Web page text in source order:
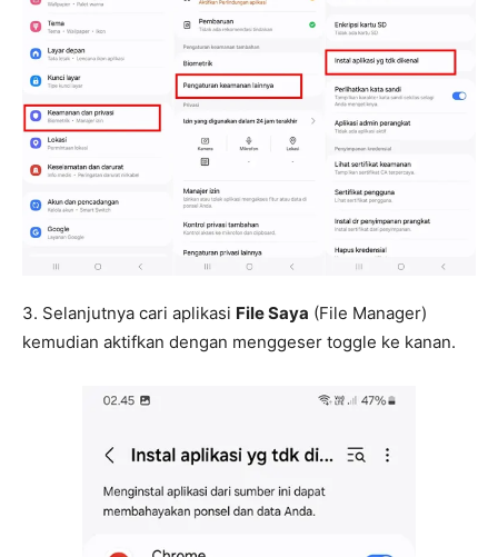
3. Selanjutnya cari aplikasi File Saya (File Manager)
kemudian aktifkan dengan menggeser toggle ke kanan.